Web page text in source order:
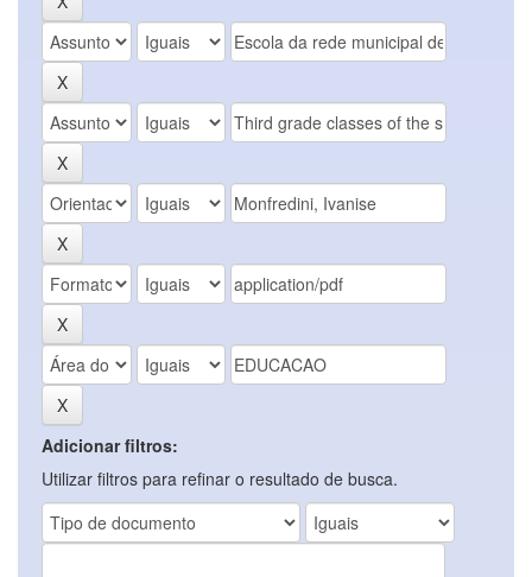
Adicionar filtros:
Utilizar filtros para refinar o resultado de busca.